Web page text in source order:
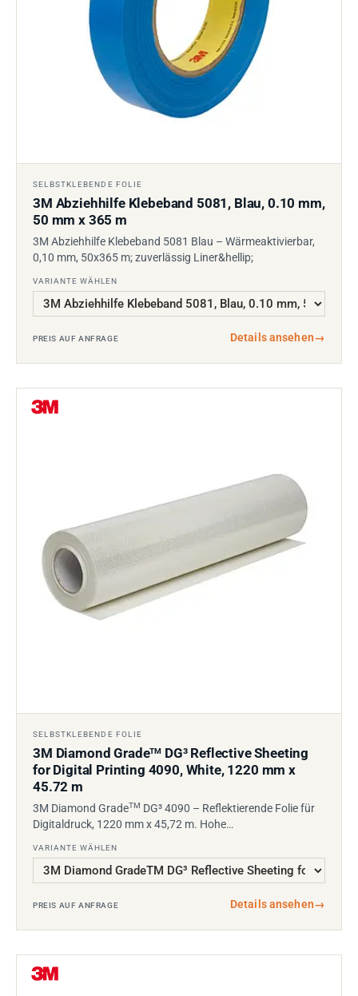
SELBSTKLEBENDE FOLIE
3M Abziehhilfe Klebeband 5081, Blau, 0.10 mm,
50 mm x 365 m
3M Abziehhilfe Klebeband 5081 Blau – Wärmeaktivierbar,
0,10 mm, 50x365 m; zuverlässig Liner&hellip;
VARIANTE WÄHLEN
PREIS AUF ANFRAGE Details ansehen→
SELBSTKLEBENDE FOLIE
3M Diamond GradeTM
DG³ Reflective Sheeting
for Digital Printing 4090, White, 1220 mm x
45.72 m
3M Diamond GradeTM DG³ 4090 – Reflektierende Folie für
Digitaldruck, 1220 mm x 45,72 m. Hohe…
VARIANTE WÄHLEN
PREIS AUF ANFRAGE Details ansehen→